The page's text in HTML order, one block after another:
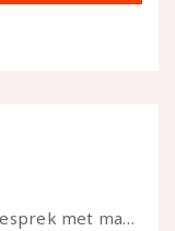
Ongehoord – Aflevering 42 – een gesprek met marijn over seksueel opbloeien, het ouderschap uitvinden en verschillende leeftijden in je mee dragen